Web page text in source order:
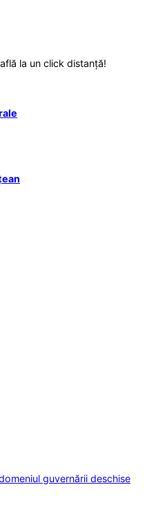
la un click distanță!
guvernării deschise